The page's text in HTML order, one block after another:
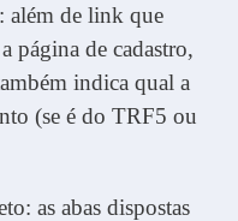
além de link que
página de cadastro,
indica qual a
(se é do TRF5 ou
as abas dispostas